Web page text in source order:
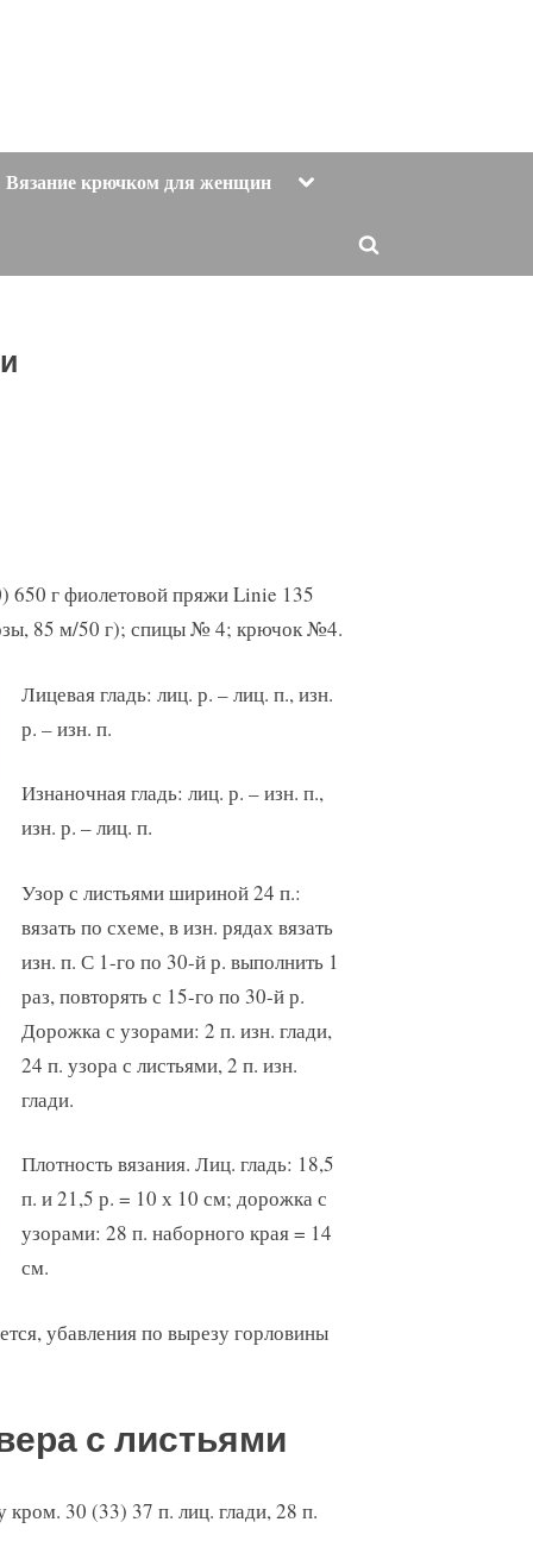
Вязание крючком для женщин Toggle
Toggle
650 г фиолетовой пряжи Linie 135
85 м/50 г); спицы № 4; крючок №4.
Лицевая гладь: лиц. р. – лиц. п., изн.
р. – изн. п.
Изнаночная гладь: лиц. р. – изн. п.,
изн. р. – лиц. п.
Узор с листьями шириной 24 п.:
вязать по схеме, в изн. рядах вязать
изн. п. С 1-го по 30-й р. выполнить 1
раз, повторять с 15-го по 30-й р.
Дорожка с узорами: 2 п. изн. глади,
24 п. узора с листьями, 2 п. изн.
глади.
Плотность вязания. Лиц. гладь: 18,5
п. и 21,5 р. = 10 х 10 см; дорожка с
узорами: 28 п. наборного края = 14
см.
убавления по вырезу горловины
с листьями
30 (33) 37 п. лиц. глади, 28 п.